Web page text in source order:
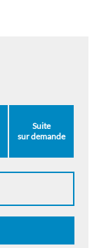
Suite
sur demande